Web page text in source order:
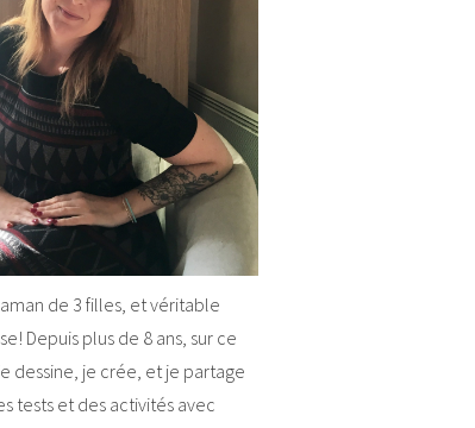
de 3 filles, et véritable
Depuis plus de 8 ans, sur ce
dessine, je crée, et je partage
tests et des activités avec